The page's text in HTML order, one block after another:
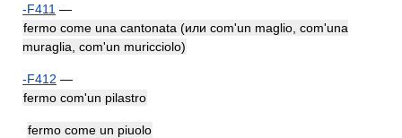
-F411 —
fermo come una cantonata (или com'un maglio, com'una
muraglia, com'un muricciolo)
-F412 —
fermo com'un pilastro
fermo come un piuolo